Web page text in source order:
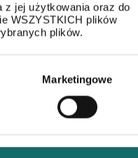
z jej użytkowania oraz do
WSZYSTKICH plików
plików.
Marketingowe